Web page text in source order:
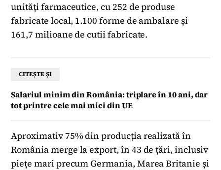
unități farmaceutice, cu 252 de produse
fabricate local, 1.100 forme de ambalare și
161,7 milioane de cutii fabricate.
CITEȘTE ȘI
Salariul minim din România: triplare în 10 ani, dar
tot printre cele mai mici din UE
Aproximativ 75% din producția realizată în
România merge la export, în 43 de țări, inclusiv
piețe mari precum Germania, Marea Britanie și